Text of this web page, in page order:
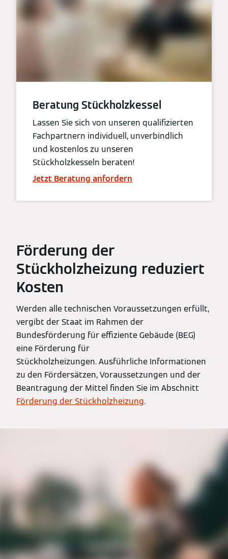
Beratung Stückholzkessel
Lassen Sie sich von unseren qualifizierten
Fachpartnern individuell, unverbindlich
und kostenlos zu unseren
Stückholzkesseln beraten!
Jetzt Beratung anfordern
Förderung der
Stückholzheizung reduziert
Kosten
Werden alle technischen Voraussetzungen erfüllt,
vergibt der Staat im Rahmen der
Bundesförderung für effiziente Gebäude (BEG)
eine Förderung für
Stückholzheizungen. Ausführliche Informationen
zu den Fördersätzen, Voraussetzungen und der
Beantragung der Mittel finden Sie im Abschnitt
Förderung der Stückholzheizung.